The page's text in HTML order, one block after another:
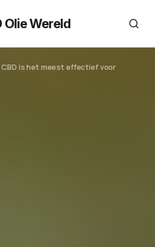
Olie Wereld
CBD is het meest effectief voor